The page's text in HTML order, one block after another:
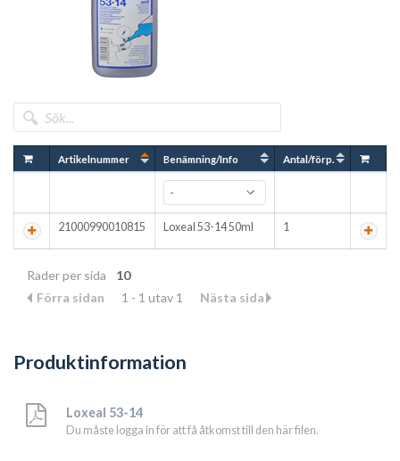
Artikelnummer Benämning/Info Antal/förp.
21000990010815 Loxeal 53-14 50ml 1
Rader per sida
10
Förra sidan
1 - 1 utav 1 Nästa sida
Produktinformation
Loxeal 53-14
Du måste logga in för att få åtkomst till den här filen.